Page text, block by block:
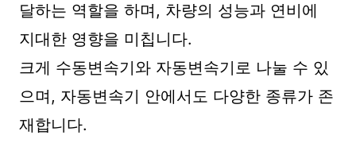
달하는 역할을 하며, 차량의 성능과 연비에
지대한 영향을 미칩니다.
크게 수동변속기와 자동변속기로 나눌 수 있
으며, 자동변속기 안에서도 다양한 종류가 존
재합니다.